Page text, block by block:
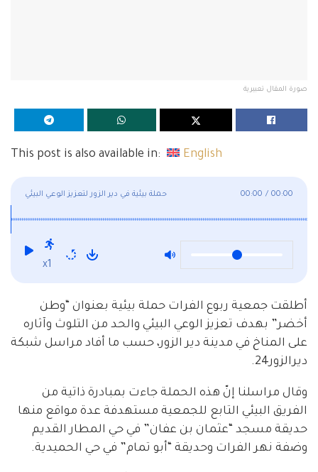
صورة المقال تعبيرية
This post is also available in: English
حملة بيئية في دير الزور لتعزيز الوعي البيئي 00:00 / 00:00
x1
أطلقت جمعية ربوع الفرات حملة بيئية بعنوان “وطن
أخضر” بهدف تعزيز الوعي البيئي والحد من التلوث وآثاره
على المناخ في مدينة دير الزور، حسب ما أفاد مراسل شبكة
ديرالزور24.
وقال مراسلنا إنّ هذه الحملة جاءت بمبادرة ذاتية من
الفريق البيئي التابع للجمعية مستهدفة عدة مواقع منها
حديقة مسجد “عثمان بن عفان” في حي المطار القديم
وضفة نهر الفرات وحديقة “أبو تمام” في حي الحميدية.